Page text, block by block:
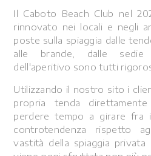
Il Caboto Beach Club nel
rinnovato nei locali e negli
poste sulla spiaggia dalle
alle brande, dalle
dell'aperitivo sono tutti
Utilizzando il nostro sito i
propria tenda
perdere tempo a girare fra
controtendenza rispetto
vastità della spiaggia privata